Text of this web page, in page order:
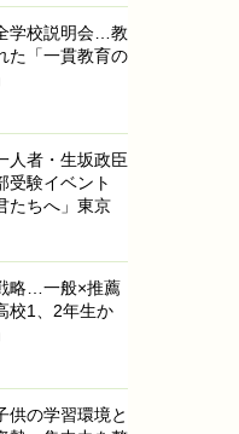
学校説明会…教
た「一貫教育の
人者・生坂政臣
験イベント
たちへ」東京
略…一般×推薦
校1、2年生か
供の学習環境と